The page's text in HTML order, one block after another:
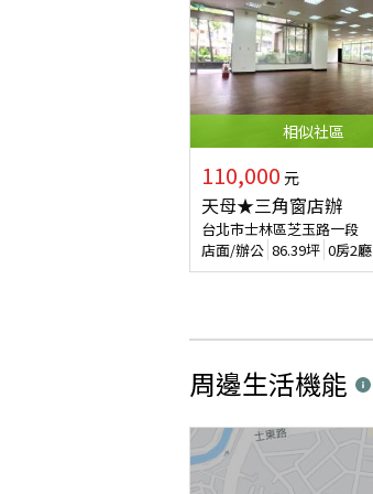
相似社區
110,000 元
天母★三角窗店辦
台北市士林區芝玉路一段
店面/辦公 86.39坪 0房2廳
周邊生活機能